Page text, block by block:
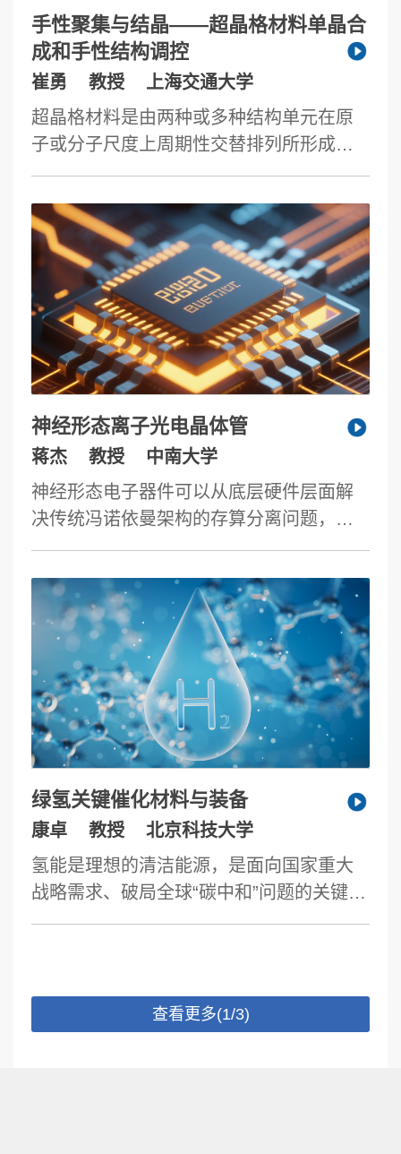
装，创造了非对称哑铃型、葫芦状、火柴
状、双叉二聚体（Y型）多功能介孔材料。
这些新材料，可以做成各种器件，在重质
油（渣油）裂化催化剂、储能电池电极材
料、绝热材料、介电材料、传感器等领域
的应用。例如：固体介孔氧化硅微球可以
作为树脂的添加物，有效地降低印刷电路
板的能量损耗和介电常数；介孔孔道可以
作为纳米硅颗粒充放电的膨胀空间，由此
产生的有序介孔硅碳负极具有超高的能量
密度和近零膨胀性能。
手性聚集与结晶——超晶格材料单晶合
成和手性结构调控
崔勇 教授
上海交通大学
超晶格材料是由两种或多种结构单元在原
子或分子尺度上周期性交替排列所形成的
新型有序结构体系，具有明确的界面结构
超晶格通过精准控制组分序列与界面耦
合，实现结构–性能的集成优化，在光电、
自旋、催化等前沿领域展现出巨大应用潜
力。本报告围绕“超晶格材料的精准构筑与
手性结构调控”这一主题，系统介绍我们在
MOF基础上构筑三类异质超晶格体系的最
新进展。首先，发展界面晶格匹配策略，
实现MOF–无机卤化物（如PbX₂）在单晶
尺度下的协同嵌套构筑，材料展现出固有
手性与优异的光电响应行为。其次，通过
拓扑对称性设计与限域结晶控制，构建
MOF–COF超晶格，实现有机刚性骨架间的
周期性融合，并揭示其手性传递与调控机
制。第三，利用MOF骨架提供的限域模板
空间，引导聚合物链有序排列，制备MOF–
聚合物超晶格，实现柔性–刚性协同增强与
手性功能放大。上述研究构建了多类型有
序杂化超晶格材料的设计平台，为发展具
有构筑规律性、手性功能性与器件可加工
性的先进材料体系提供了重要支撑。
神经形态离子光电晶体管
蒋杰 教授
中南大学
神经形态电子器件可以从底层硬件层面解
决传统冯诺依曼架构的存算分离问题，从
而引领下一代信息器件的发展。离子、电
其独特的信息相互融合处理方式有望成为
神经形态器件的新型计算范式。报告人将
向大家介绍课题组在离子光电器件领域的
主要工作，并汇报近期在该领域的一些进
展。
绿氢关键催化材料与装备
康卓 教授
北京科技大学
氢能是理想的清洁能源，是面向国家重大
战略需求、破局全球“碳中和”问题的关键，
亦是新质生产力的典型代表。当前，绿氢
的核心，其主导的制氢能耗、装备服役寿
命与制造运营成本等核心指标亟待突破，
查看更多(1/3)